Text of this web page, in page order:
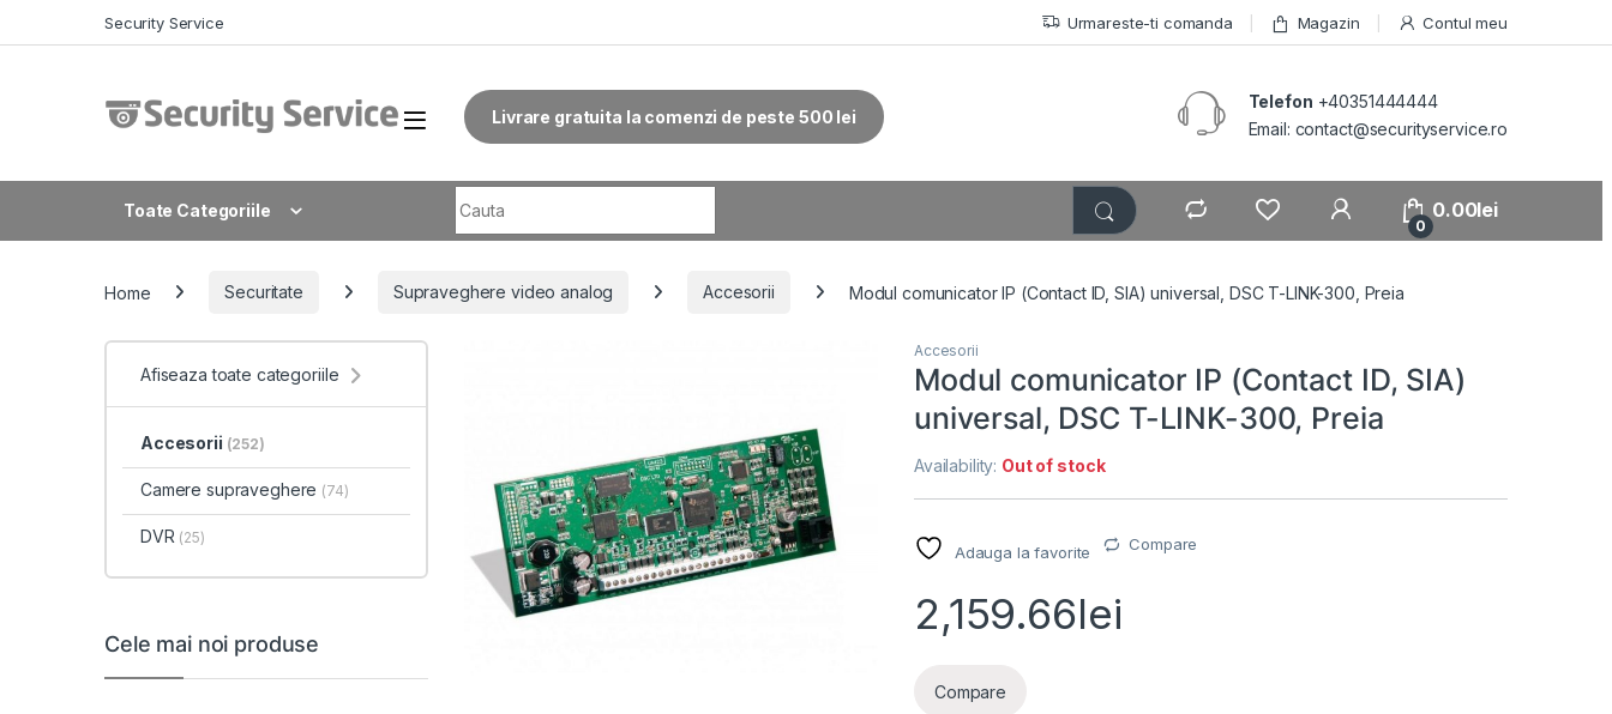
Security Service Urmareste-ti comanda Magazin Contul meu
Livrare gratuita la comenzi de peste 500 lei
Telefon +40351444444
Email: contact@securityservice.ro
Toate Categoriile
0
0.00lei
Home Securitate Supraveghere video analog Accesorii Modul comunicator IP (Contact ID, SIA) universal, DSC T-LINK-300, Preia
Accesorii
Modul comunicator IP (Contact ID, SIA)
universal, DSC T-LINK-300, Preia
Availability: Out of stock
Adauga la favorite Compare
2,159.66lei
Compare
Afiseaza toate categoriile
Accesorii (252)
Camere supraveghere (74)
DVR (25)
Cele mai noi produse